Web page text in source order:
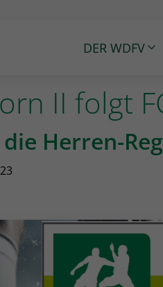
führt zur Starseite
DER WDFV
II folgt
Herren-